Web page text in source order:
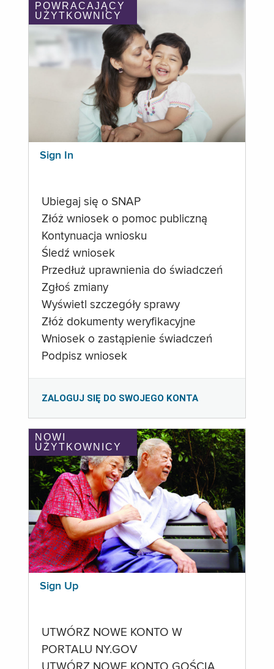
POWRACAJĄCY
UŻYTKOWNICY
Sign In
Ubiegaj się o SNAP
Złóż wniosek o pomoc publiczną
Kontynuacja wniosku
Śledź wniosek
Przedłuż uprawnienia do świadczeń
Zgłoś zmiany
Wyświetl szczegóły sprawy
Złóż dokumenty weryfikacyjne
Wniosek o zastąpienie świadczeń
Podpisz wniosek
ZALOGUJ SIĘ DO SWOJEGO KONTA
NOWI
UŻYTKOWNICY
Sign Up
UTWÓRZ NOWE KONTO W
PORTALU NY.GOV